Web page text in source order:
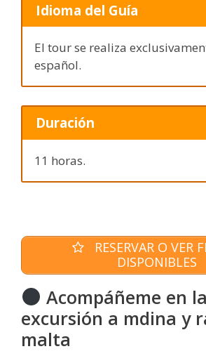
Idioma del Guía
El tour se realiza
español.
Duración
11 horas.
RESERVAR O VER
DISPONIBLES
Acompáñeme en la
excursión a mdina y
malta